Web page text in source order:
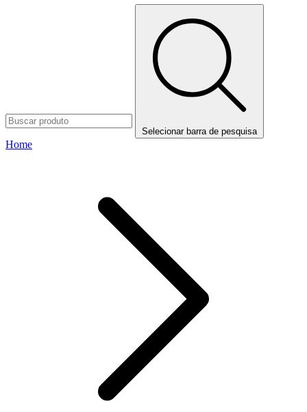
Selecionar barra de pesquisa
Home